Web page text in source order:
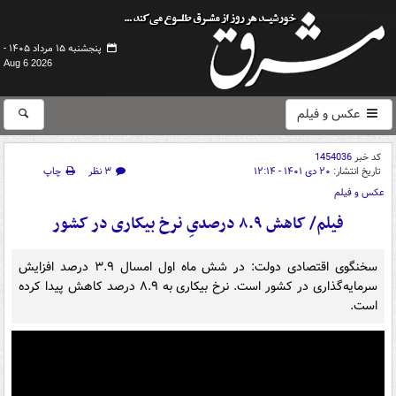
پنجشنبه ۱۵ مرداد ۱۴۰۵ -
Aug 6 2026
عکس و فیلم
کد خبر1454036
تاریخ انتشار: ۲۰ دی ۱۴۰۱ - ۱۲:۱۴ ۳ نظر
چاپ
عکس و فیلم
فیلم/ کاهش ۸.۹ درصدیِ نرخ بیکاری در کشور
سخنگوی اقتصادی دولت: در شش ماه اول امسال ۳.۹ درصد افزایش
سرمایه‌گذاری در کشور است. نرخ بیکاری به ۸.۹ درصد کاهش پیدا کرده
است.